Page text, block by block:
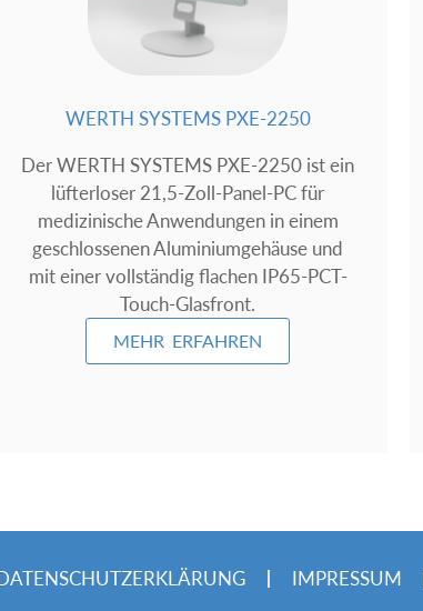
WERTH SYSTEMS PXE-2250
Der WERTH SYSTEMS PXE-2250 ist ein
lüfterloser 21,5-Zoll-Panel-PC für
medizinische Anwendungen in einem
geschlossenen Aluminiumgehäuse und
mit einer vollständig flachen IP65-PCT-
Touch-Glasfront.
MEHR ERFAHREN
IMPRESSUM